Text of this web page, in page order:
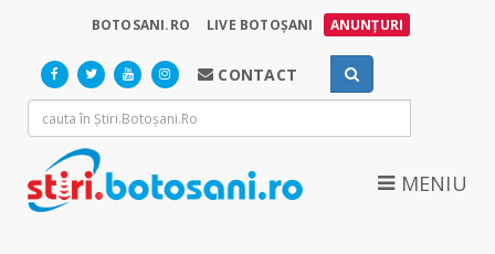
BOTOSANI.RO LIVE BOTOȘANI ANUNȚURI
CONTACT
MENIU